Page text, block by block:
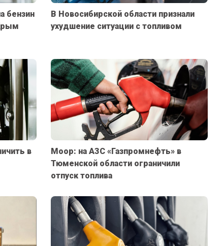
бензин
В Новосибирской области признали
ухудшение ситуации с топливом
в
Моор: на АЗС «Газпромнефть» в
Тюменской области ограничили
отпуск топлива